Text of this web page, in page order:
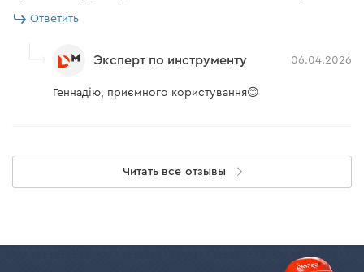
Ответить
Эксперт по инструменту 06.04.2026
Геннадію, приємного користування😊
Читать все отзывы